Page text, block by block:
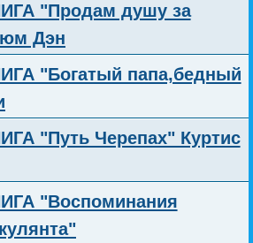
"Продам душу за
Дэн
"Богатый папа,бедный
"Путь Черепах" Куртис
"Воспоминания